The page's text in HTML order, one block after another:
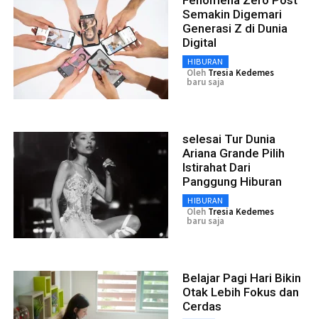
Semakin Digemari
Generasi Z di Dunia
Digital
HIBURAN
Oleh Tresia Kedemes
baru saja
selesai Tur Dunia
Ariana Grande Pilih
Istirahat Dari
Panggung Hiburan
HIBURAN
Oleh Tresia Kedemes
baru saja
Belajar Pagi Hari Bikin
Otak Lebih Fokus dan
Cerdas